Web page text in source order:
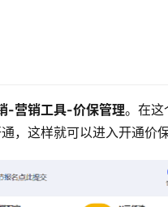
-营销工具-价保管理。在这
，这样就可以进入开通价